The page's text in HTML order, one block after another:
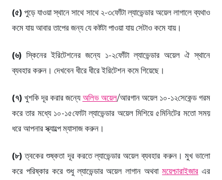
(৫) পুড়ে যাওয়া স্থানে সাথে সাথে ২-৩ফোঁটা ল্যাভেন্ডার অয়েল লাগালে ব্যথাও
কমে যায় আবার তাপের জন্য যে কষ্টটা পাওয়া যায় সেটাও কমে যায়।
(৬) স্কিনের ইরিটেশনের জন্যে ১-২ফোঁটা ল্যাভেন্ডার অয়েল ঐ স্থানে
ব্যবহার করুন। দেখবেন ধীরে ধীরে ইরিটেশন কমে গিয়েছে।
(৭) খুশকি দূর করার জন্যে অলিভ অয়েল/আরগান অয়েল ১০-১২সেকেন্ড গরম
করে তার মধ্যে ১০-১৫ফোটা ল্যাভেন্ডার অয়েল মিশিয়ে ৫মিনিটের মতো সময়
ধরে আপনার স্ক্যাল্পে ম্যাসাজ করুন।
(৮) ত্বকের শুষ্কতা দূর করতে ল্যাভেন্ডার অয়েল ব্যবহার করুন। মুখ ভালো
করে পরিষ্কার করে শুধু ল্যাভেন্ডার অয়েল লাগান অথবাময়েশ্চারাইজার এর